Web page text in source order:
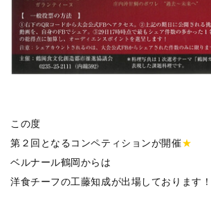
この度
第２回となるコンペティションが開催★
ベルナール鶴岡からは
洋食チーフの工藤知成が出場しております！